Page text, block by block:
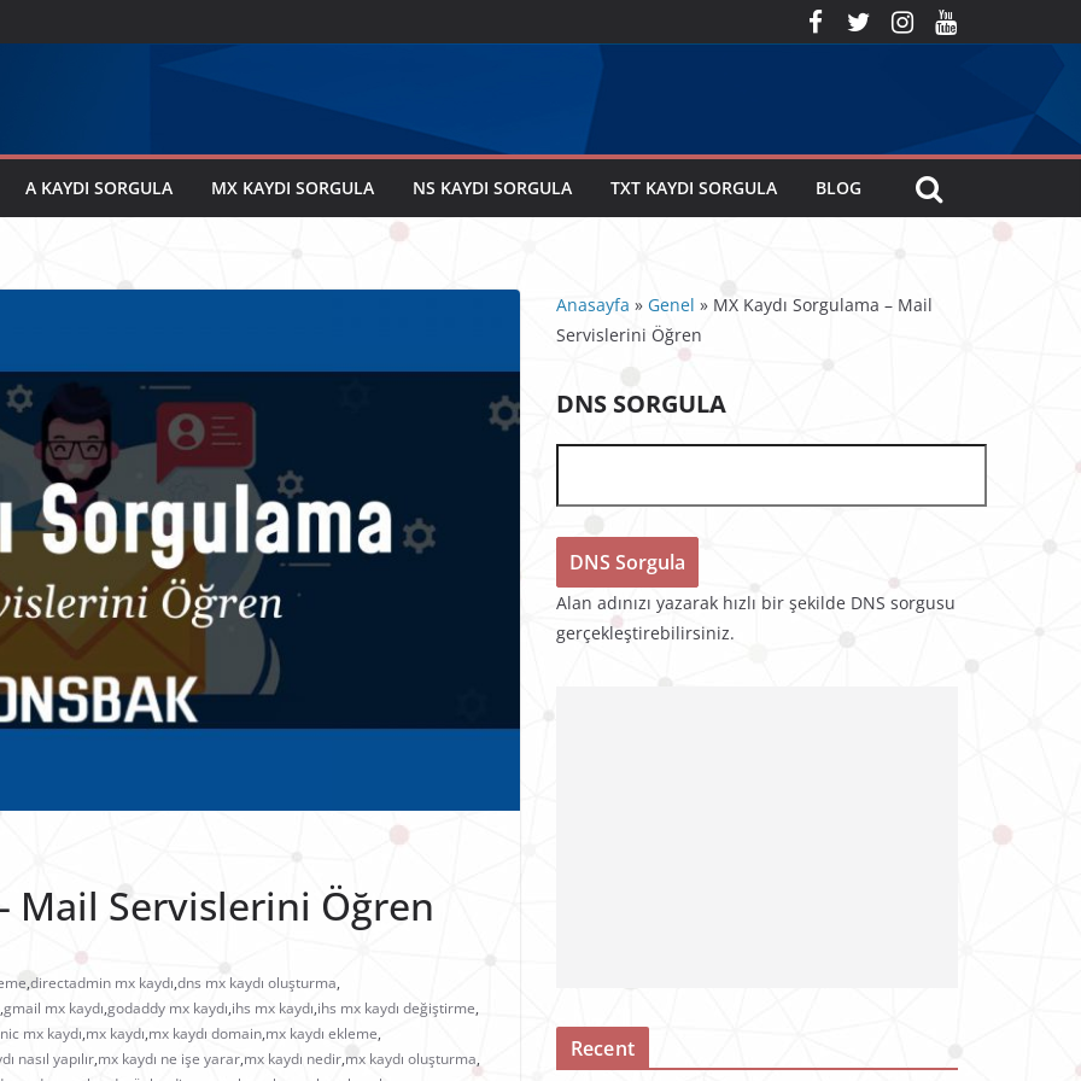
A KAYDI SORGULA MX KAYDI SORGULA NS KAYDI SORGULA TXT KAYDI SORGULA BLOG
Mail Servislerini Öğren
,directadmin mx kaydı,dns mx kaydı oluşturma,
,gmail mx kaydı,godaddy mx kaydı,ihs mx kaydı,ihs mx kaydı değiştirme,
mx kaydı,mx kaydı,mx kaydı domain,mx kaydı ekleme,
nasıl yapılır,mx kaydı ne işe yarar,mx kaydı nedir,mx kaydı oluşturma,
Anasayfa » Genel » MX Kaydı Sorgulama – Mail
Servislerini Öğren
DNS SORGULA
Alan adınızı yazarak hızlı bir şekilde DNS sorgusu
gerçekleştirebilirsiniz.
Recent